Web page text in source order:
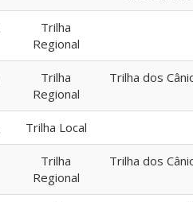
Trilha
Regional
Trilha
Regional
Trilha dos
Trilha Local
Trilha
Regional
Trilha dos